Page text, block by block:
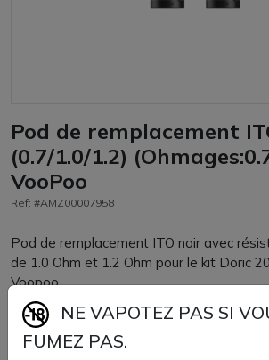
Pod de remplacement
(0.7/1.0/1.2)
VooPoo
Ref: #AMZ00007958
Pod de remplacement ITO noir avec
de 1.0 Ohm et 1.2 Ohm pour le kit Doric
Voopoo.
Disposant d'un réservoir de 2ml, il
l'ensemble des résistances ITO.
NE VAPOTEZ PAS SI
FUMEZ PAS.